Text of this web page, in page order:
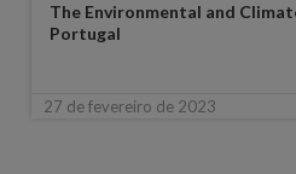
The Environmental and
Portugal
27 de fevereiro de 2023